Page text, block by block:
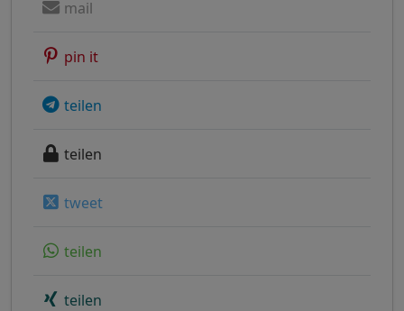
mail
pin it
teilen
teilen
tweet
teilen
teilen